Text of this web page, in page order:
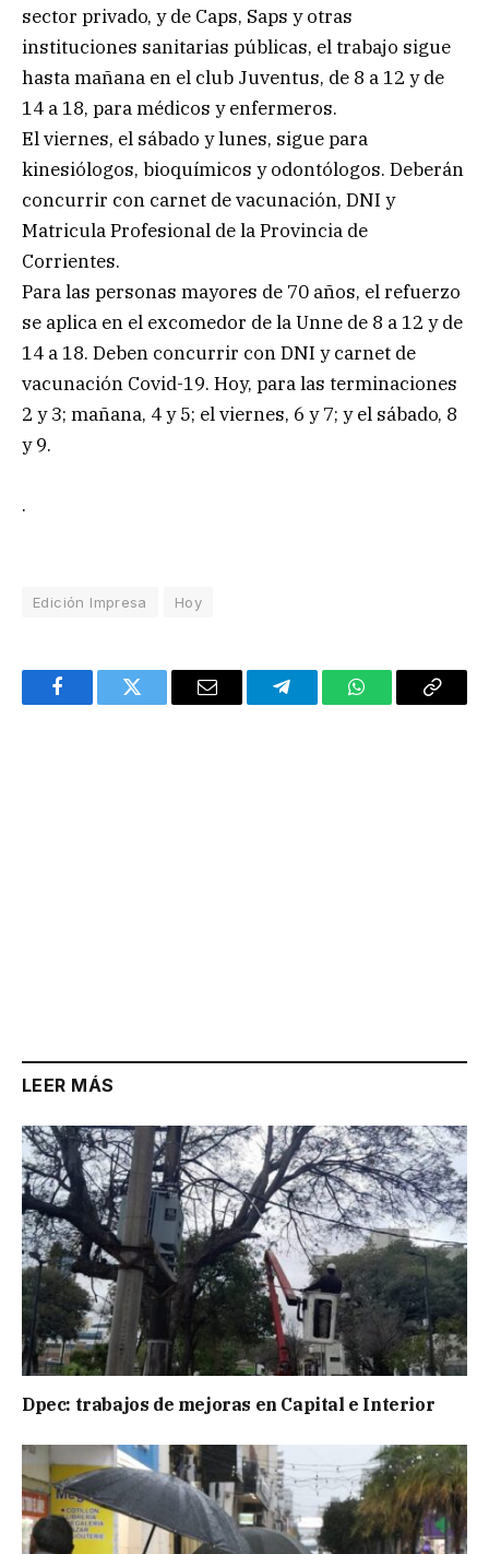
sector privado, y de Caps, Saps y otras
instituciones sanitarias públicas, el trabajo sigue
hasta mañana en el club Juventus, de 8 a 12 y de
14 a 18, para médicos y enfermeros.
El viernes, el sábado y lunes, sigue para
kinesiólogos, bioquímicos y odontólogos. Deberán
concurrir con carnet de vacunación, DNI y
Matricula Profesional de la Provincia de
Corrientes.
Para las personas mayores de 70 años, el refuerzo
se aplica en el excomedor de la Unne de 8 a 12 y de
14 a 18. Deben concurrir con DNI y carnet de
vacunación Covid-19. Hoy, para las terminaciones
2 y 3; mañana, 4 y 5; el viernes, 6 y 7; y el sábado, 8
y 9.
.
Edición Impresa Hoy
FacebookTwitter Email TelegramWhatsAppCopy
LEER MÁS
Dpec: trabajos de mejoras en Capital e Interior